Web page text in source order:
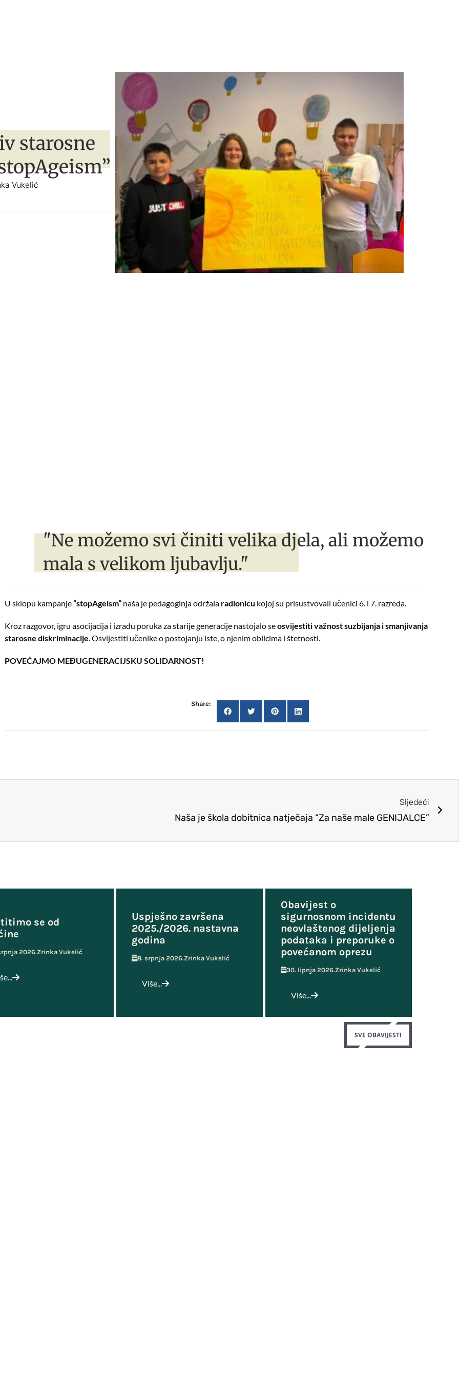
starosne
Vukelić
"Ne možemo svi činiti velika djela, ali možemo
mala s velikom ljubavlju."
U sklopu kampanje“stopAgeism” naša je pedagoginja održala radionicu kojoj su prisustvovali učenici 6. i 7. razreda.
Kroz razgovor, igru asocijacija i izradu poruka za starije generacije nastojalo seosvijestiti važnost suzbijanja i smanjivanja
starosne diskriminacije. Osvijestiti učenike o postojanju iste, o njenim oblicima i štetnosti.
POVEĆAJMO MEĐUGENERACIJSKU SOLIDARNOST!
Share:
Sljedeći
Naša je škola dobitnica natječaja “Za naše male GENIJALCE”
se od
2026.Zrinka Vukelić
Uspješno završena
2025./2026. nastavna
godina
8. srpnja 2026.Zrinka Vukelić
Više...
Obavijest o
sigurnosnom incidentu
neovlaštenog dijeljenja
podataka i preporuke o
povećanom oprezu
30. lipnja 2026.Zrinka Vukelić
Više...
SVE OBAVIJESTI